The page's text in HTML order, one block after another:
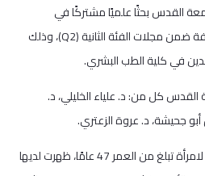
القدس بحثًا علميًا مشتركًا في
مجلة Thrombosis Journal المصنفة ضمن مجلات الفئة الثانية (Q2)، وذلك
في كلية الطب البشري.
كل من: د. علياء الخليلي، د.
جحيشة، د. عروة الزعتري.
وتناول البحث تقرير حالة طبية نادرة لامرأة تبلغ من العمر 47 عامًا، ظهرت لديها